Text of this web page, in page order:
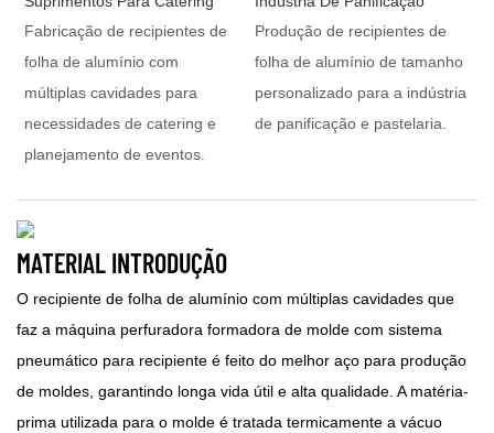
Fabricação de recipientes de
folha de alumínio com
múltiplas cavidades para
necessidades de catering e
planejamento de eventos.
Produção de recipientes de
folha de alumínio de tamanho
personalizado para a indústria
de panificação e pastelaria.
MATERIAL INTRODUÇÃO
O recipiente de folha de alumínio com múltiplas cavidades que
faz a máquina perfuradora formadora de molde com sistema
pneumático para recipiente é feito do melhor aço para produção
de moldes, garantindo longa vida útil e alta qualidade. A matéria-
prima utilizada para o molde é tratada termicamente a vácuo